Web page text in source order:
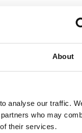
About
analyse our traffic.
who may
their services.
avant